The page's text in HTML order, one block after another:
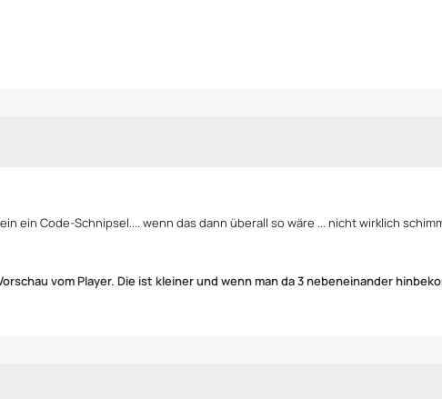
ein Code-Schnipsel.... wenn das dann überall so wäre ... nicht wirklich
vom Player. Die ist kleiner und wenn man da 3 nebeneinander